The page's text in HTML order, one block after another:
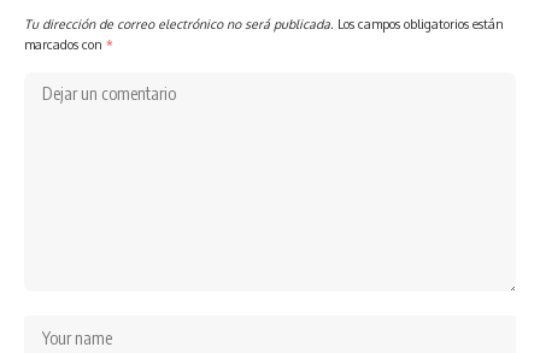
Tu dirección de correo electrónico no será publicada. Los campos obligatorios están
marcados con *